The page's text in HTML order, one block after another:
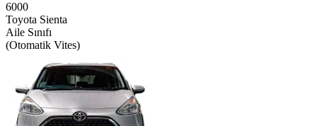
6000
Toyota Sienta
Aile Sınıfı
(Otomatik Vites)